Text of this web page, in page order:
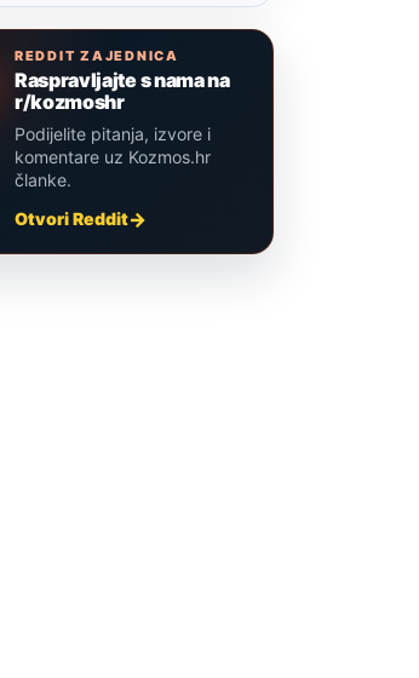
REDDIT ZAJEDNICA
Raspravljajte s nama na
r/kozmoshr
Podijelite pitanja, izvore i
komentare uz Kozmos.hr
članke.
Otvori Reddit